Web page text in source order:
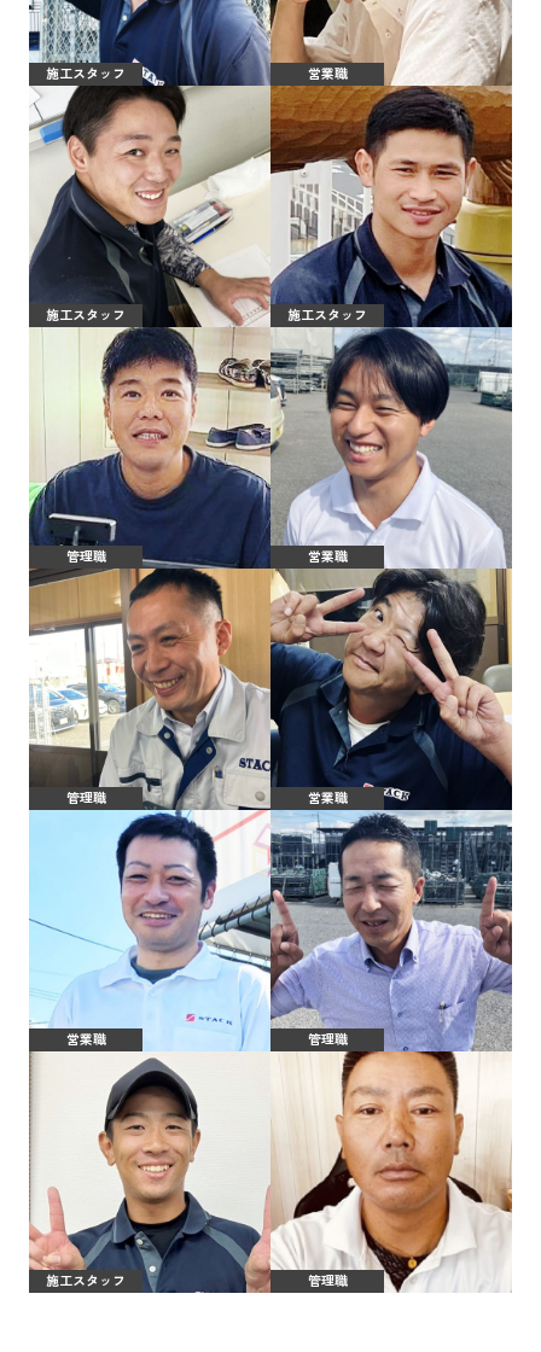
施工スタッフ 営業職
施工スタッフ 施工スタッフ
管理職 営業職
管理職 営業職
営業職 管理職
施工スタッフ 管理職